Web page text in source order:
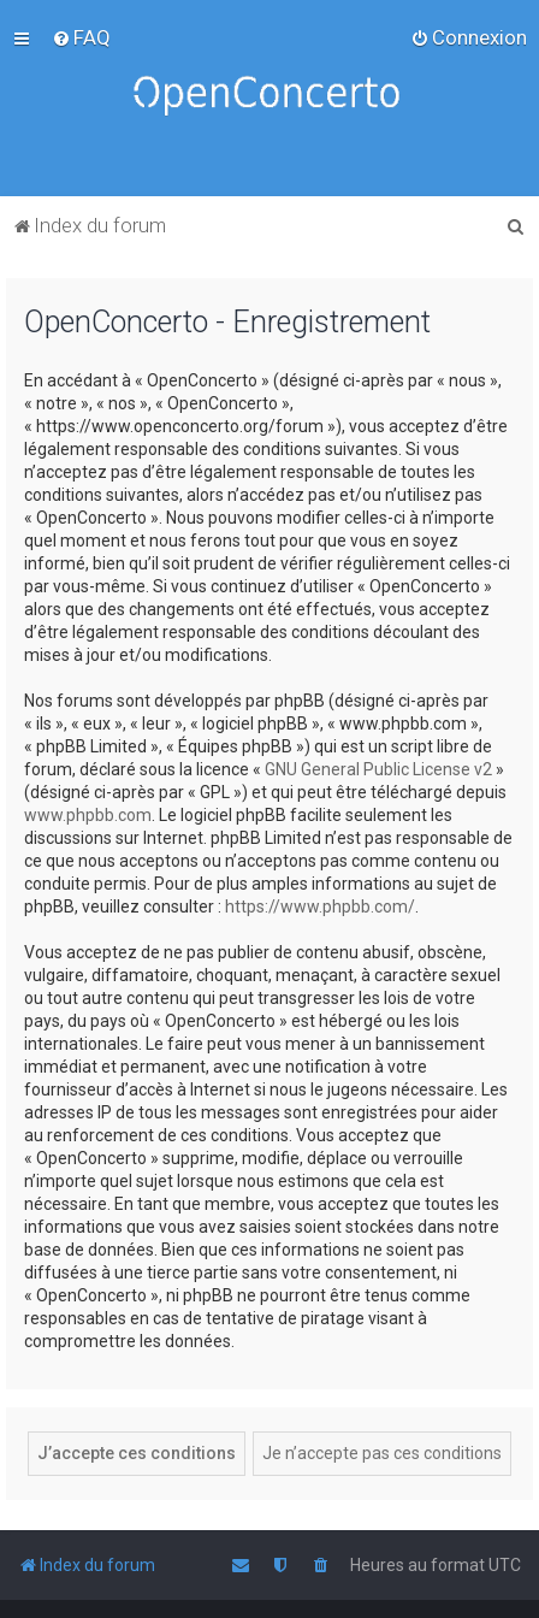
FAQ Connexion
Index du forum
OpenConcerto - Enregistrement
En accédant à « OpenConcerto » (désigné ci-après par « nous »,
« notre », « nos », « OpenConcerto »,
« https://www.openconcerto.org/forum »), vous acceptez d’être
légalement responsable des conditions suivantes. Si vous
n’acceptez pas d’être légalement responsable de toutes les
conditions suivantes, alors n’accédez pas et/ou n’utilisez pas
« OpenConcerto ». Nous pouvons modifier celles-ci à n’importe
quel moment et nous ferons tout pour que vous en soyez
informé, bien qu’il soit prudent de vérifier régulièrement celles-ci
par vous-même. Si vous continuez d’utiliser « OpenConcerto »
alors que des changements ont été effectués, vous acceptez
d’être légalement responsable des conditions découlant des
mises à jour et/ou modifications.
Nos forums sont développés par phpBB (désigné ci-après par
« ils », « eux », « leur », « logiciel phpBB », « www.phpbb.com »,
« phpBB Limited », « Équipes phpBB ») qui est un script libre de
forum, déclaré sous la licence « GNU General Public License v2 »
(désigné ci-après par « GPL ») et qui peut être téléchargé depuis
www.phpbb.com. Le logiciel phpBB facilite seulement les
discussions sur Internet. phpBB Limited n’est pas responsable de
ce que nous acceptons ou n’acceptons pas comme contenu ou
conduite permis. Pour de plus amples informations au sujet de
phpBB, veuillez consulter : https://www.phpbb.com/.
Vous acceptez de ne pas publier de contenu abusif, obscène,
vulgaire, diffamatoire, choquant, menaçant, à caractère sexuel
ou tout autre contenu qui peut transgresser les lois de votre
pays, du pays où « OpenConcerto » est hébergé ou les lois
internationales. Le faire peut vous mener à un bannissement
immédiat et permanent, avec une notification à votre
fournisseur d’accès à Internet si nous le jugeons nécessaire. Les
adresses IP de tous les messages sont enregistrées pour aider
au renforcement de ces conditions. Vous acceptez que
« OpenConcerto » supprime, modifie, déplace ou verrouille
n’importe quel sujet lorsque nous estimons que cela est
nécessaire. En tant que membre, vous acceptez que toutes les
informations que vous avez saisies soient stockées dans notre
base de données. Bien que ces informations ne soient pas
diffusées à une tierce partie sans votre consentement, ni
« OpenConcerto », ni phpBB ne pourront être tenus comme
responsables en cas de tentative de piratage visant à
compromettre les données.
Index du forum Heures au formatUTC